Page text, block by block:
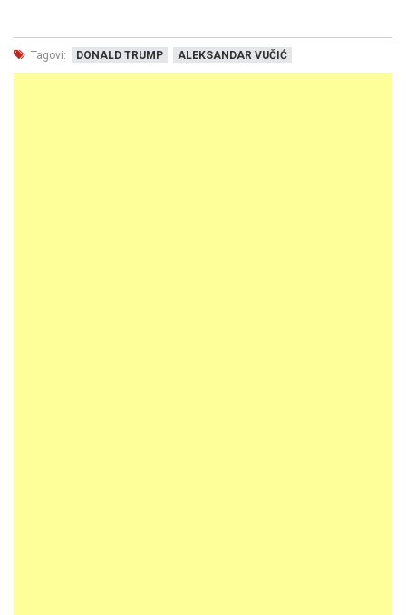
Tagovi: DONALD TRUMP ALEKSANDAR VUČIĆ